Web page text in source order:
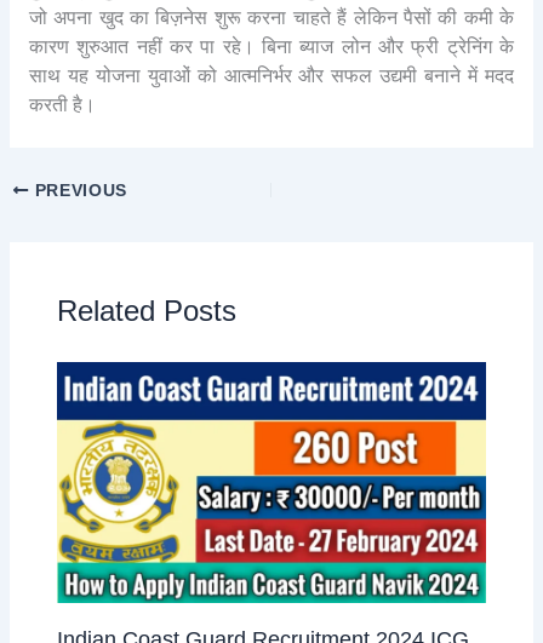
जो अपना खुद का बिज़नेस शुरू करना चाहते हैं लेकिन पैसों की कमी के
कारण शुरुआत नहीं कर पा रहे। बिना ब्याज लोन और फ्री ट्रेनिंग के
साथ यह योजना युवाओं को आत्मनिर्भर और सफल उद्यमी बनाने में मदद
करती है।
PREVIOUS
Related Posts